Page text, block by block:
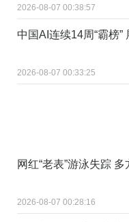
2026-08-07 00:38:57
中国AI连续14周“霸榜”
2026-08-07 00:33:25
网红“老表”游泳失踪
2026-08-07 00:28:16